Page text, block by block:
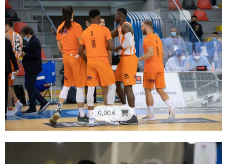
0,00 €